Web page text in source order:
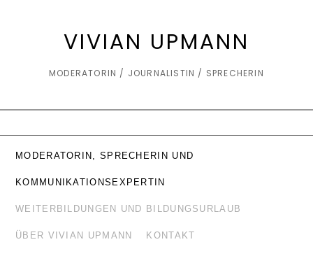
VIVIAN UPMANN
MODERATORIN / JOURNALISTIN / SPRECHERIN
MODERATORIN, SPRECHERIN UND
KOMMUNIKATIONSEXPERTIN
WEITERBILDUNGEN UND BILDUNGSURLAUB
ÜBER VIVIAN UPMANN KONTAKT